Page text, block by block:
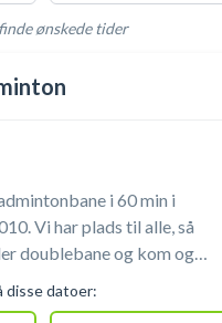
ønskede tider
i 60 min i
Vi har plads til alle, så
doublebane og kom og
ved København.
datoer: